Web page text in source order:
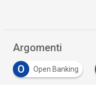
Argomenti
T tracciabilità